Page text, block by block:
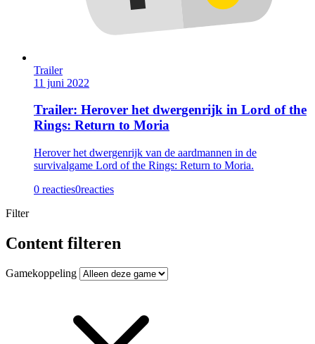
Trailer
11 juni 2022
Trailer: Herover het dwergenrijk in Lord of the
Rings: Return to Moria
Herover het dwergenrijk van de aardmannen in de
survivalgame Lord of the Rings: Return to Moria.
0 reacties0reacties
Filter
Content filteren
Gamekoppeling